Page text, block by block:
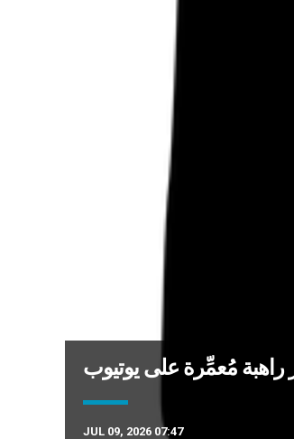
راهبة مُعمِّرة على يوتيوب
JUL 09, 2026 07:47